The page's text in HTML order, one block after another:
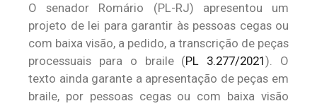
O senador Romário (PL-RJ) apresentou um
projeto de lei para garantir às pessoas cegas ou
com baixa visão, a pedido, a transcrição de peças
processuais para o braile (PL 3.277/2021). O
texto ainda garante a apresentação de peças em
braile, por pessoas cegas ou com baixa visão